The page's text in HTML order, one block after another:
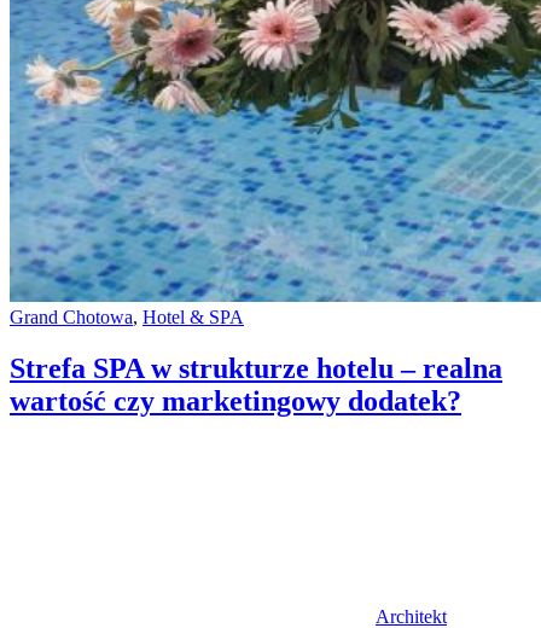
Categories:
Grand Chotowa, Hotel & SPA
Strefa SPA w strukturze hotelu – realna
wartość czy marketingowy dodatek?
Architekt